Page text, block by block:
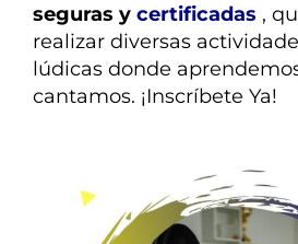
seguras y certificadas ,
realizar diversas
lúdicas donde
cantamos. ¡Inscríbete Ya!